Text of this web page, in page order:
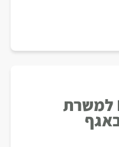
מכרז HR05/2025 למשרת